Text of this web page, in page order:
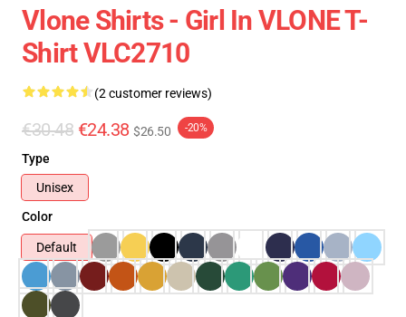
Vlone Shirts - Girl In VLONE T-
Shirt VLC2710
(2 customer reviews)
€30.48 €24.38 $26.50 -20%
Type
Unisex
Color
Default